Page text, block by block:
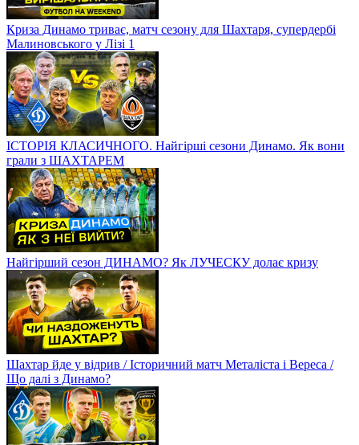
Криза Динамо триває, матч сезону для Шахтаря, супердербі
Малиновського у Лізі 1
ІСТОРІЯ КЛАСИЧНОГО. Найгірші сезони Динамо. Як вони
грали з ШАХТАРЕМ
Найгірший сезон ДИНАМО? Як ЛУЧЕСКУ долає кризу
Шахтар йде у відрив / Історичний матч Металіста і Вереса /
Що далі з Динамо?